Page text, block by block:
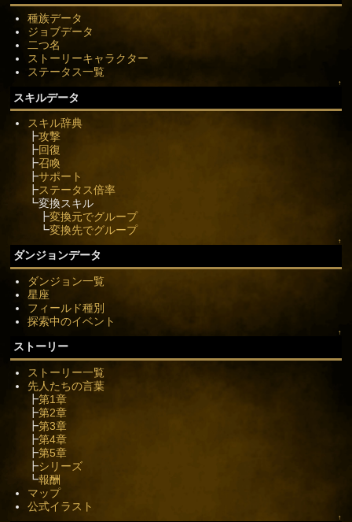
種族データ
ジョブデータ
二つ名
ストーリーキャラクター
ステータス一覧
↑
スキルデータ
スキル辞典
┣攻撃
┣回復
┣召喚
┣サポート
┣ステータス倍率
┗変換スキル
┣変換元でグループ
┗変換先でグループ
↑
ダンジョンデータ
ダンジョン一覧
星座
フィールド種別
探索中のイベント
↑
ストーリー
ストーリー一覧
先人たちの言葉
┣第1章
┣第2章
┣第3章
┣第4章
┣第5章
┣シリーズ
┗報酬
マップ
公式イラスト
↑